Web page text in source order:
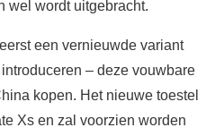
wel wordt uitgebracht.
een vernieuwde variant
– deze vouwbare
kopen. Het nieuwe toestel
Xs en zal voorzien worden